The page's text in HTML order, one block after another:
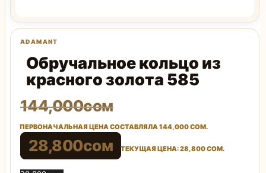
Обручальное кольцо из
красного золота 585
144,000сом
ПЕРВОНАЧАЛЬНАЯ ЦЕНА СОСТАВЛЯЛА 144,000 СОМ.
28,800сом ТЕКУЩАЯ ЦЕНА: 28,800 СОМ.